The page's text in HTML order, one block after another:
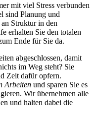
mit viel Stress verbunden
sind Planung und
Struktur in den
erhalten Sie den totalen
Ende für Sie da.
abgeschlossen, damit
im Weg steht? Sie
Zeit dafür opfern.
Arbeiten und sparen Sie es
Wir übernehmen alle
und halten dabei die